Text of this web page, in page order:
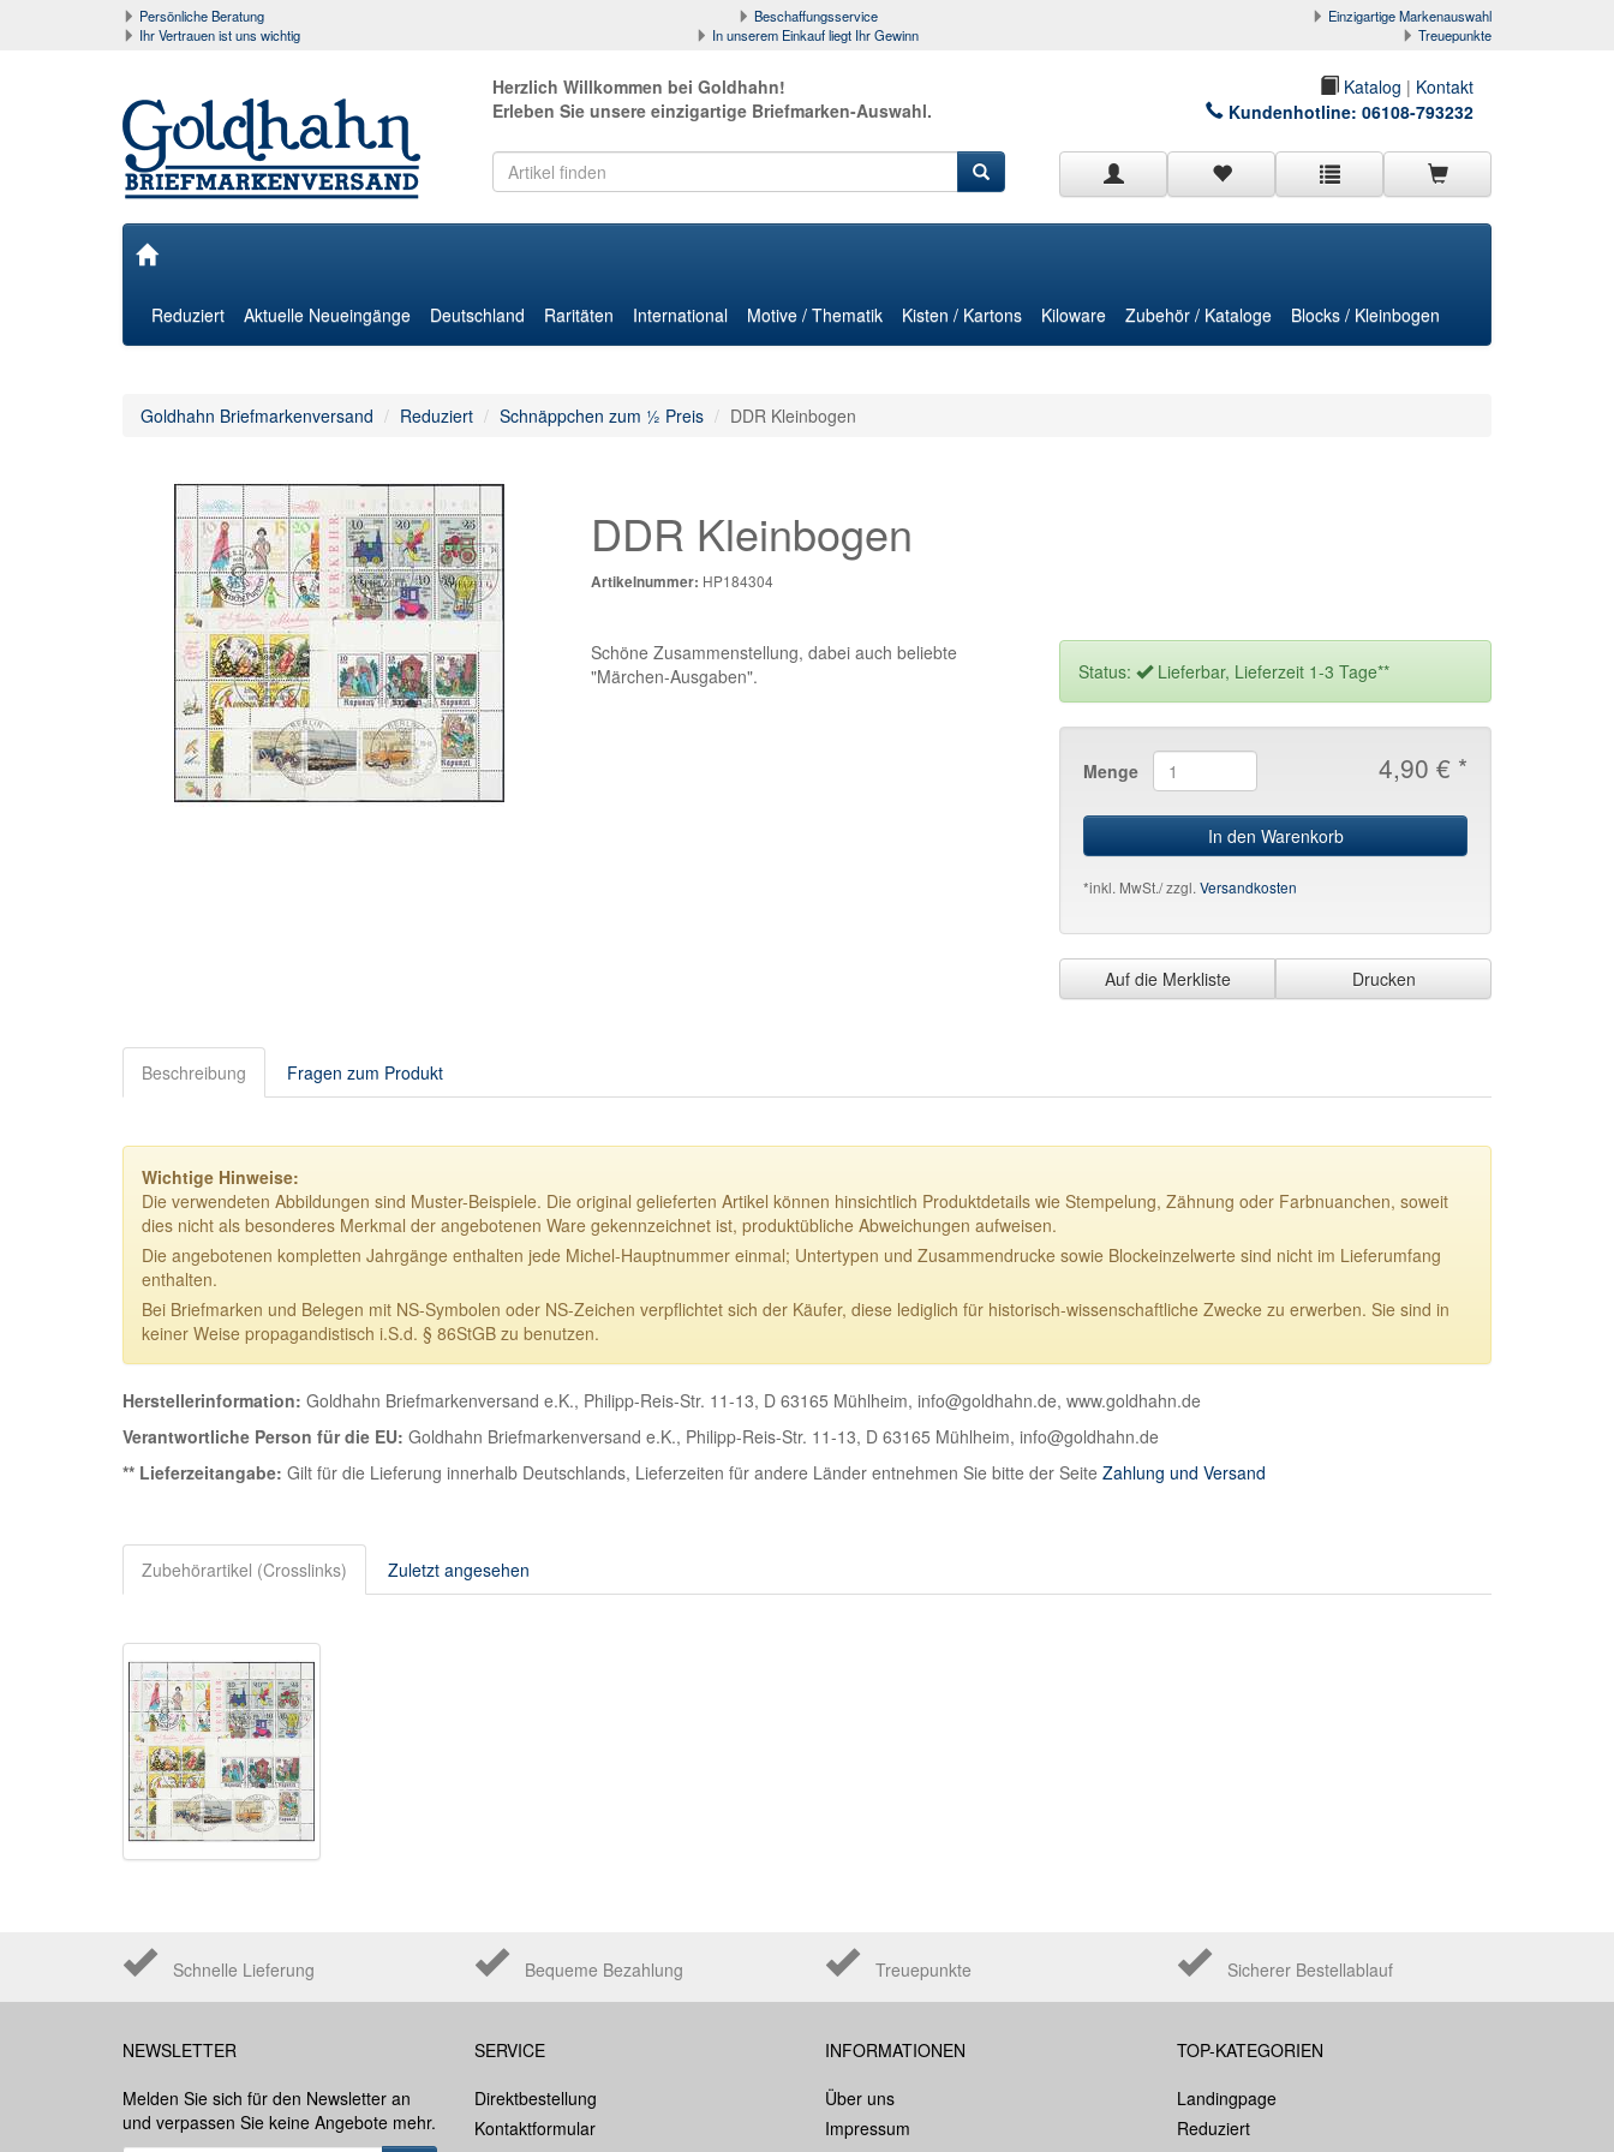
Persönliche Beratung Beschaffungsservice
Einzigartige Markenauswahl
Ihr Vertrauen ist uns wichtig
In unserem Einkauf liegt Ihr Gewinn Treuepunkte
Herzlich Willkommen bei Goldhahn!
Erleben Sie unsere einzigartige Briefmarken-Auswahl.
Katalog | Kontakt
Kundenhotline: 06108-793232
Reduziert Aktuelle Neueingänge Deutschland Raritäten International Motive / Thematik Kisten / Kartons Kiloware Zubehör / Kataloge Blocks / Kleinbogen
Goldhahn Briefmarkenversand Reduziert Schnäppchen zum ½ Preis DDR Kleinbogen
DDR Kleinbogen
Artikelnummer: HP184304
Schöne Zusammenstellung, dabei auch beliebte
"Märchen-Ausgaben".
Status: Lieferbar, Lieferzeit 1-3 Tage**
4,90 € *
Menge
In den Warenkorb
*inkl. MwSt./ zzgl. Versandkosten
Auf die Merkliste Drucken
Beschreibung Fragen zum Produkt
Wichtige Hinweise:
Die verwendeten Abbildungen sind Muster-Beispiele. Die original gelieferten Artikel können hinsichtlich Produktdetails wie Stempelung, Zähnung oder Farbnuanchen, soweit
dies nicht als besonderes Merkmal der angebotenen Ware gekennzeichnet ist, produktübliche Abweichungen aufweisen.
Die angebotenen kompletten Jahrgänge enthalten jede Michel-Hauptnummer einmal; Untertypen und Zusammendrucke sowie Blockeinzelwerte sind nicht im Lieferumfang
enthalten.
Bei Briefmarken und Belegen mit NS-Symbolen oder NS-Zeichen verpflichtet sich der Käufer, diese lediglich für historisch-wissenschaftliche Zwecke zu erwerben. Sie sind in
keiner Weise propagandistisch i.S.d. § 86StGB zu benutzen.
Herstellerinformation: Goldhahn Briefmarkenversand e.K., Philipp-Reis-Str. 11-13, D 63165 Mühlheim, info@goldhahn.de, www.goldhahn.de
Verantwortliche Person für die EU: Goldhahn Briefmarkenversand e.K., Philipp-Reis-Str. 11-13, D 63165 Mühlheim, info@goldhahn.de
** Lieferzeitangabe: Gilt für die Lieferung innerhalb Deutschlands, Lieferzeiten für andere Länder entnehmen Sie bitte der Seite Zahlung und Versand
Zubehörartikel (Crosslinks) Zuletzt angesehen
Schnelle Lieferung Bequeme Bezahlung Treuepunkte Sicherer Bestellablauf
NEWSLETTER
Melden Sie sich für den Newsletter an
und verpassen Sie keine Angebote mehr.
SERVICE
Direktbestellung
Kontaktformular
INFORMATIONEN
Über uns
Impressum
TOP-KATEGORIEN
Landingpage
Reduziert